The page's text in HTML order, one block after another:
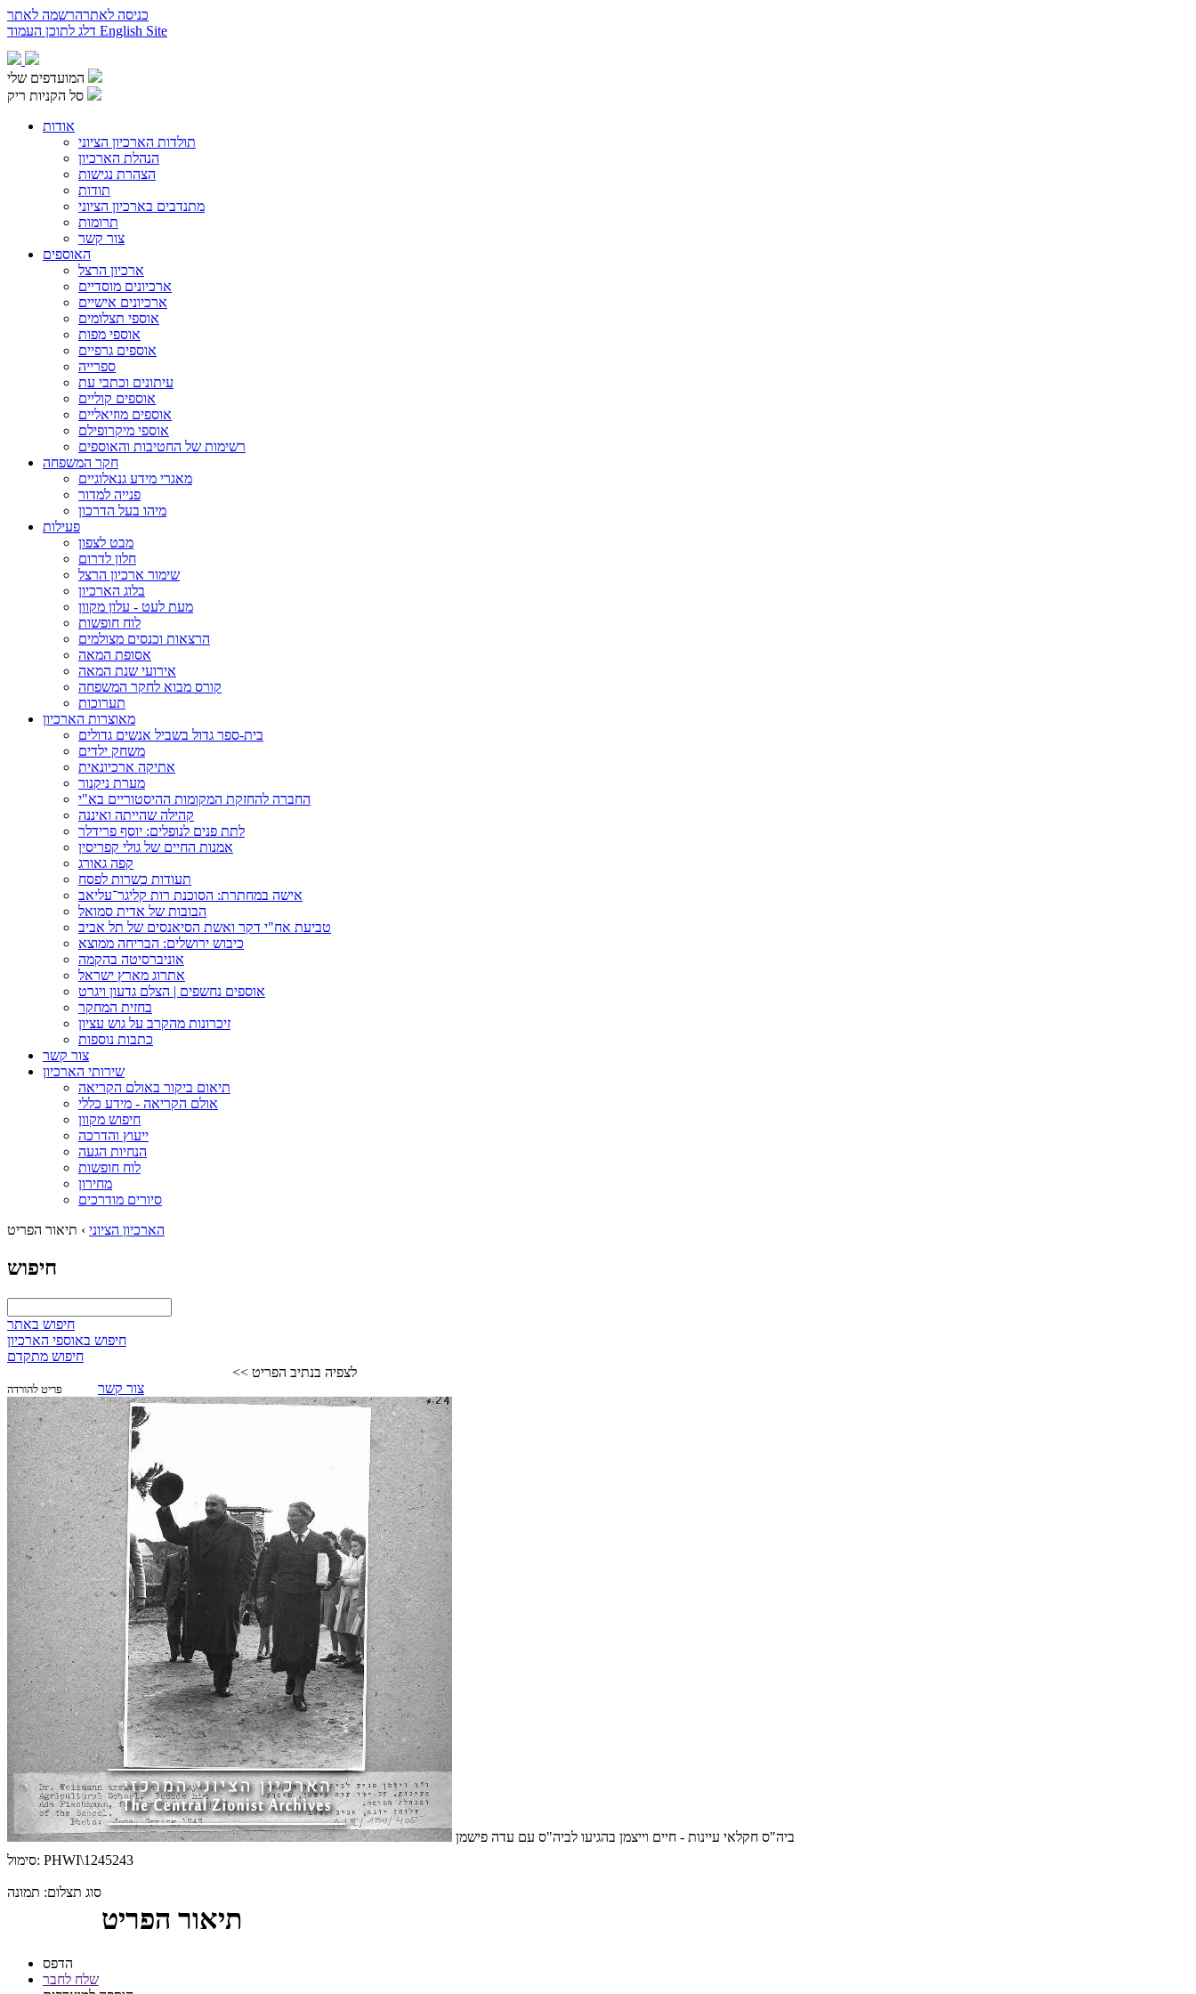
כניסה לאתרהרשמה לאתר
English Site
המועדפים שלי
סל הקניות ריק
אודות
תולדות הארכיון הציוני
הנהלת הארכיון
הצהרת נגישות
תודות
מתנדבים בארכיון הציוני
תרומות
צור קשר
האוספים
ארכיון הרצל
ארכיונים מוסדיים
ארכיונים אישיים
אוספי תצלומים
אוספי מפות
אוספים גרפיים
ספרייה
עיתונים וכתבי עת
אוספים קוליים
אוספים מוזיאליים
אוספי מיקרופילם
רשימות של החטיבות והאוספים
חקר המשפחה
מאגרי מידע גנאלוגיים
פנייה למדור
מיהו בעל הדרכון
פעילות
מבט לצפון
חלון לדרום
שימור ארכיון הרצל
בלוג הארכיון
מעת לעט - עלון מקוון
לוח חופשות
הרצאות וכנסים מצולמים
אסופת המאה
אירועי שנת המאה
קורס מבוא לחקר המשפחה
תערוכות
מאוצרות הארכיון
בית-ספר גדול בשביל אנשים גדולים
משחק ילדים
אתיקה ארכיונאית
מערת ניקנור
החברה להחזקת המקומות ההיסטוריים בא"י
קהילה שהייתה ואיננה
לתת פנים לנופלים: יוסף פרידלר
אמנות החיים של גולי קפריסין
קפה גאורג
תעודות כשרות לפסח
אישה במחתרת: הסוכנת רות קליגר־עליאב
הבובות של אדית סמואל
טביעת אח"י דקר ואשת הסיאנסים של תל אביב
כיבוש ירושלים: הבריחה ממוצא
אוניברסיטה בהקמה
אתרוג מארץ ישראל
אוספים נחשפים | הצלם גדעון ויגרט
בחזית המחקר
זיכרונות מהקרב על גוש עציון
כתבות נוספות
צור קשר
שירותי הארכיון
תיאום ביקור באולם הקריאה
אולם הקריאה - מידע כללי
חיפוש מקוון
ייעוץ והדרכה
הנחיות הגעה
לוח חופשות
מחירון
סיורים מודרכים
הארכיון הציוני › תיאור הפריט
חיפוש
חיפוש באתר
חיפוש באוספי הארכיון
חיפוש מתקדם
לצפיה בנתיב הפריט >>
פריט להורדה צור קשר
ביה"ס חקלאי עיינות - חיים וייצמן בהגיעו לביה"ס עם עדה פישמן
סימול: PHWI\1245243
סוג תצלום: תמונה
תיאור הפריט
הדפס
שלח לחבר